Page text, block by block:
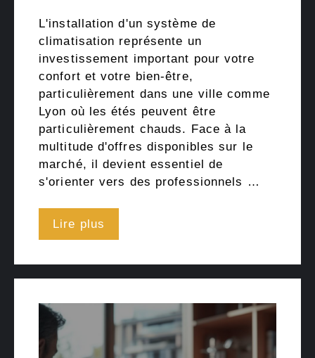
L'installation d'un système de
climatisation représente un
investissement important pour votre
confort et votre bien-être,
particulièrement dans une ville comme
Lyon où les étés peuvent être
particulièrement chauds. Face à la
multitude d'offres disponibles sur le
marché, il devient essentiel de
s'orienter vers des professionnels …
Lire plus